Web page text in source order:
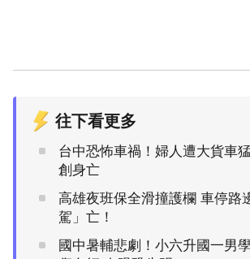
往下看更多
台中恐怖車禍！婦人遭大貨車
創身亡
高雄夜班保全滑撞護欄 車停路
駕」亡！
國中暑輔悲劇！小六升國一男